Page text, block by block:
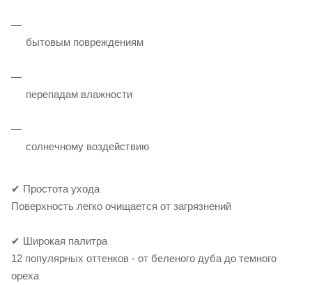
бытовым повреждениям
перепадам влажности
солнечному воздействию
✔ Простота ухода
Поверхность легко очищается от загрязнений
✔ Широкая палитра
12 популярных оттенков - от беленого дуба до темного
ореха